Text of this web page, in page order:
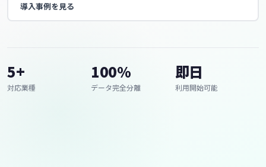
導入事例を見る
5+
対応業種
100%
データ完全分離
即日
利用開始可能